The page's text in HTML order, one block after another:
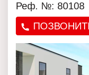
Реф. №: 80108